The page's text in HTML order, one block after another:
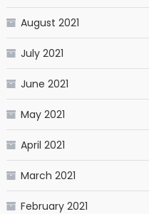
August 2021
July 2021
June 2021
May 2021
April 2021
March 2021
February 2021